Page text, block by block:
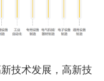
技术发展，高新技